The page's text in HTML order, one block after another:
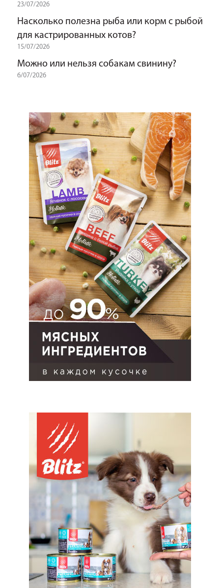
23/07/2026
Насколько полезна рыба или корм с рыбой
для кастрированных котов?
15/07/2026
Можно или нельзя собакам свинину?
6/07/2026